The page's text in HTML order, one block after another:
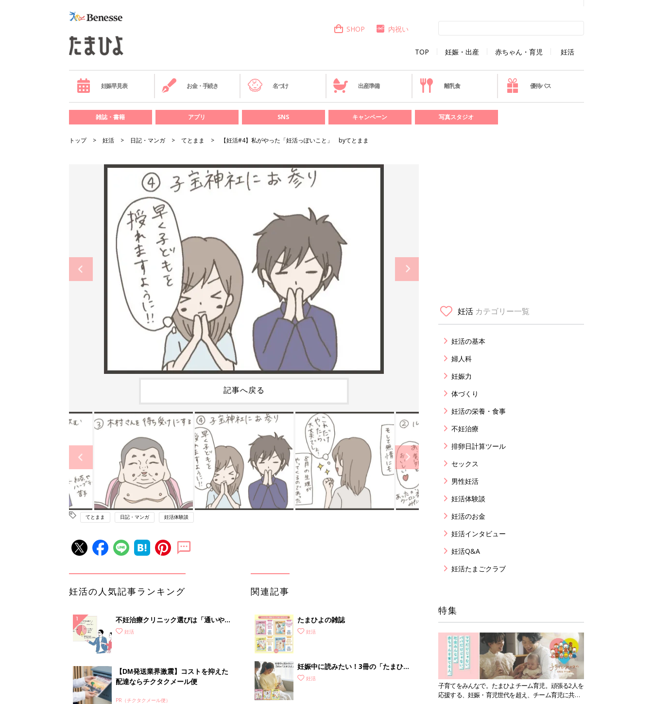
TOP 妊娠・出産 赤ちゃん・育児 妊活
SHOP 内祝い
妊娠早見表 お金・手続き 名づけ 出産準備 離乳食 優待パス
雑誌・書籍 アプリ SNS キャンペーン 写真スタジオ
トップ 妊活 日記・マンガ てとまま 【妊活#4】私がやった「妊活っぽいこと」 byてとまま
記事へ戻る
てとまま 日記・マンガ 妊活体験談
妊活の人気記事ランキング
不妊治療クリニック選びは「通いやす
さ」が大切！選び方、重要3カ条っ
妊活
【DM発送業界激震】コストを抑えた
配達ならチクタクメール便
PR（チクタクメール便）
関連記事
たまひよの雑誌
妊活
妊娠中に読みたい！3冊の「たまひ
よ」妊活
妊活 カテゴリー一覧
妊活の基本
婦人科
妊娠力
体づくり
妊活の栄養・食事
不妊治療
排卵日計算ツール
セックス
男性妊活
妊活体験談
妊活のお金
妊活インタビュー
妊活Q&A
妊活たまごクラブ
特集
子育てをみんなで。たまひよチーム育児。頑張る2人を
応援する、妊娠・育児世代を超え、チーム育児に共感